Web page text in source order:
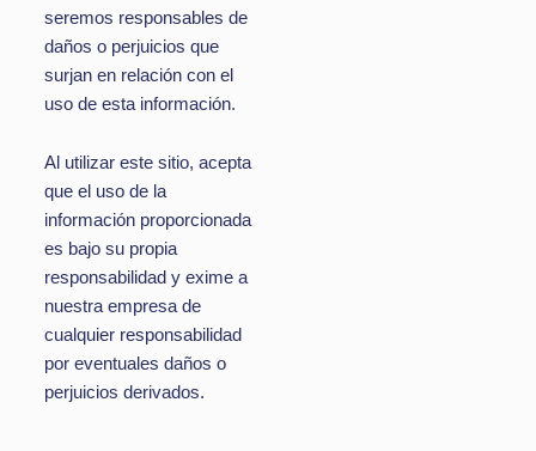
seremos responsables de
daños o perjuicios que
surjan en relación con el
uso de esta información.
Al utilizar este sitio, acepta
que el uso de la
información proporcionada
es bajo su propia
responsabilidad y exime a
nuestra empresa de
cualquier responsabilidad
por eventuales daños o
perjuicios derivados.